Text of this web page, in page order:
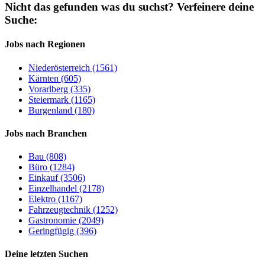
Nicht das gefunden was du suchst? Verfeinere deine
Suche:
Jobs nach Regionen
Niederösterreich (1561)
Kärnten (605)
Vorarlberg (335)
Steiermark (1165)
Burgenland (180)
Jobs nach Branchen
Bau (808)
Büro (1284)
Einkauf (3506)
Einzelhandel (2178)
Elektro (1167)
Fahrzeugtechnik (1252)
Gastronomie (2049)
Geringfügig (396)
Deine letzten Suchen